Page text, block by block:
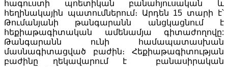
հագուստի պոետիկան բանահյուսական և
հեղինակային պատումներում։ Արդեն 15 տարի է՝
Թումանյանի թանգարանն անցկացնում է
հեքիաթագիտական ամենամյա գիտաժողովը:
Թանգարանն ունի համապատասխան
մասնագիտացված բաժին։ Հեքիաթագիտության
բաժինը ղեկավարում է բանասիրական